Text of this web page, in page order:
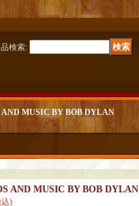
検索:
MUSIC BY BOB DYLAN
AND MUSIC BY BOB DYLAN
)